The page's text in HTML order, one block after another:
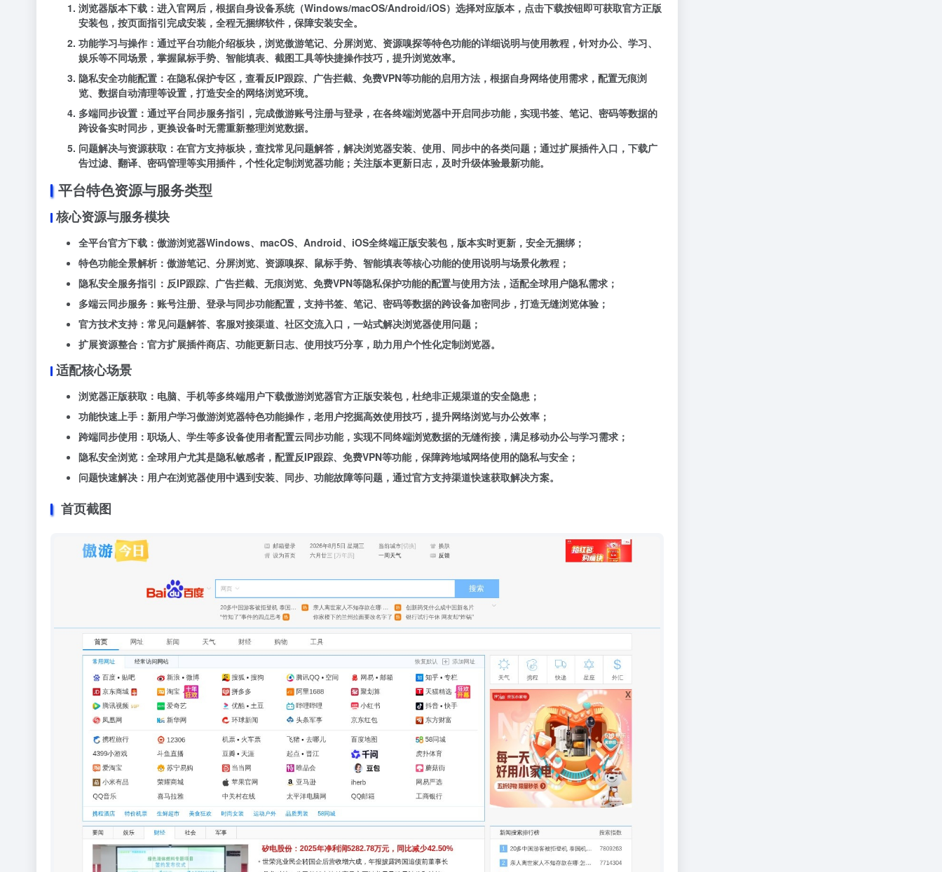
浏览器版本下载 ：进入官网后，根据自身设备系统（Windows/macOS/Android/iOS）选择对应版本，点击下载按钮即可获取官方正版
安装包，按页面指引完成安装，全程无捆绑软件，保障安装安全。
功能学习与操作 ：通过平台功能介绍板块，浏览傲游笔记、分屏浏览、资源嗅探等特色功能的详细说明与使用教程，针对办公、学习、
娱乐等不同场景，掌握鼠标手势、智能填表、截图工具等快捷操作技巧，提升浏览效率。
隐私安全功能配置 ：在隐私保护专区，查看反IP跟踪、广告拦截、免费VPN等功能的启用方法，根据自身网络使用需求，配置无痕浏
览、数据自动清理等设置，打造安全的网络浏览环境。
多端同步设置 ：通过平台同步服务指引，完成傲游账号注册与登录，在各终端浏览器中开启同步功能，实现书签、笔记、密码等数据的
跨设备实时同步，更换设备时无需重新整理浏览数据。
问题解决与资源获取 ：在官方支持板块，查找常见问题解答，解决浏览器安装、使用、同步中的各类问题；通过扩展插件入口，下载广
告过滤、翻译、密码管理等实用插件，个性化定制浏览器功能；关注版本更新日志，及时升级体验最新功能。
平台特色资源与服务类型
核心资源与服务模块
全平台官方下载 ：傲游浏览器Windows、macOS、Android、iOS全终端正版安装包，版本实时更新，安全无捆绑；
特色功能全景解析 ：傲游笔记、分屏浏览、资源嗅探、鼠标手势、智能填表等核心功能的使用说明与场景化教程；
隐私安全服务指引 ：反IP跟踪、广告拦截、无痕浏览、免费VPN等隐私保护功能的配置与使用方法，适配全球用户隐私需求；
多端云同步服务 ：账号注册、登录与同步功能配置，支持书签、笔记、密码等数据的跨设备加密同步，打造无缝浏览体验；
官方技术支持 ：常见问题解答、客服对接渠道、社区交流入口，一站式解决浏览器使用问题；
扩展资源整合 ：官方扩展插件商店、功能更新日志、使用技巧分享，助力用户个性化定制浏览器。
适配核心场景
浏览器正版获取 ：电脑、手机等多终端用户下载傲游浏览器官方正版安装包，杜绝非正规渠道的安全隐患；
功能快速上手 ：新用户学习傲游浏览器特色功能操作，老用户挖掘高效使用技巧，提升网络浏览与办公效率；
跨端同步使用 ：职场人、学生等多设备使用者配置云同步功能，实现不同终端浏览数据的无缝衔接，满足移动办公与学习需求；
隐私安全浏览 ：全球用户尤其是隐私敏感者，配置反IP跟踪、免费VPN等功能，保障跨地域网络使用的隐私与安全；
问题快速解决 ：用户在浏览器使用中遇到安装、同步、功能故障等问题，通过官方支持渠道快速获取解决方案。
首页截图